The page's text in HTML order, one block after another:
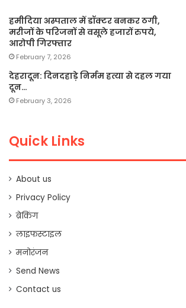
हमीदिया अस्पताल में डॉक्टर बनकर ठगी,
मरीजों के परिजनों से वसूले हजारों रुपये,
आरोपी गिरफ्तार
February 7, 2026
देहरादून: दिनदहाड़े निर्मम हत्या से दहल गया
दून…
February 3, 2026
Quick Links
About us
Privacy Policy
ब्रेकिंग
लाइफस्टाइल
मनोरंजन
Send News
Contact us